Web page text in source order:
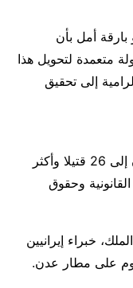
أمل بأن
متعمدة لتحويل هذا
إلى تحقيق
وبلغت حصيلة ضحايا تفجيرات مطار عدن إلى 26 قتيلا وأكثر
القانونية وحقوق
خبراء إيرانيين
على مطار عدن.